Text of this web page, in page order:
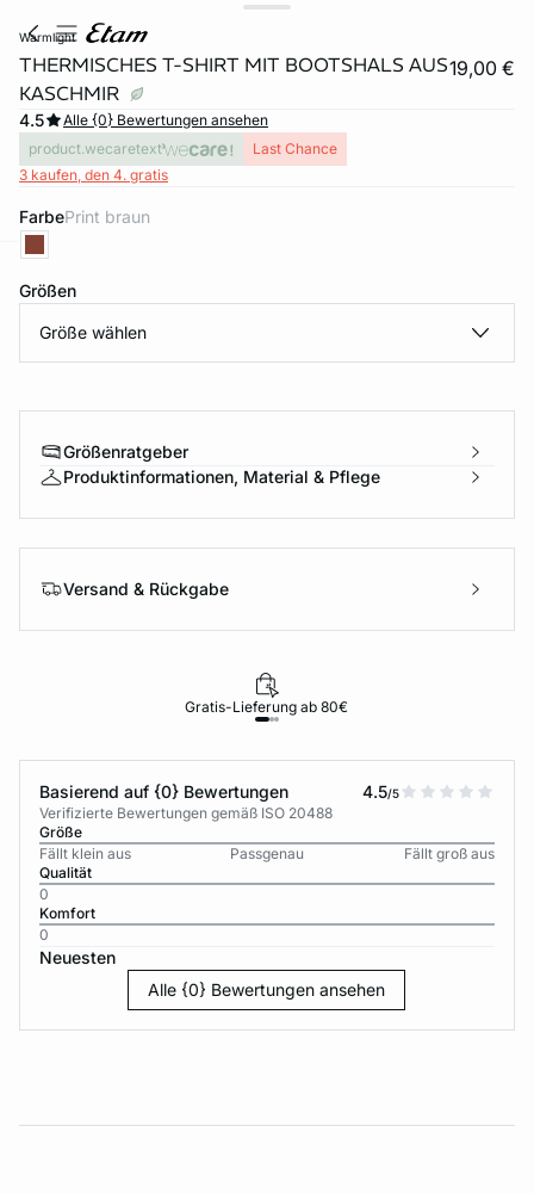
warmlight
THERMISCHES T-SHIRT MIT BOOTSHALS AUS
KASCHMIR
19,00 €
4.5
Alle {0} Bewertungen ansehen
product.wecaretext
Last Chance
3 kaufen, den 4. gratis
Farbe print braun
Größen
Größe wählen
Größenratgeber
Produktinformationen, Material & Pflege
Versand & Rückgabe
Gratis-Lieferung ab 80€
Basierend auf {0} Bewertungen 4.5/5
Verifizierte Bewertungen gemäß ISO 20488
Größe
Fällt klein aus
Passgenau
Fällt groß aus
Qualität
0
Komfort
0
Neuesten
Alle {0} Bewertungen ansehen